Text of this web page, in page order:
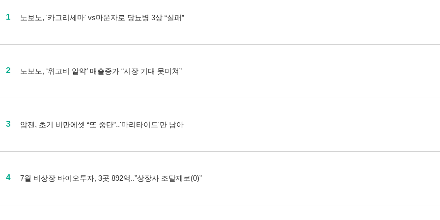
1 노보노, '카그리세마' vs마운자로 당뇨병 3상 “실패”
2 노보노, ‘위고비 알약’ 매출증가 “시장 기대 못미쳐”
3 암젠, 초기 비만에셋 “또 중단”..'마리타이드'만 남아
4 7월 비상장 바이오투자, 3곳 892억..”상장사 조달제로(0)”